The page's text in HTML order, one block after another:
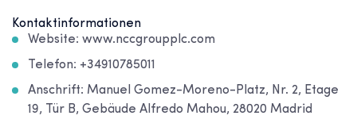
Kontaktinformationen
Website: www.nccgroupplc.com
Telefon: +34910785011
Anschrift: Manuel Gomez-Moreno-Platz, Nr. 2, Etage
19, Tür B, Gebäude Alfredo Mahou, 28020 Madrid